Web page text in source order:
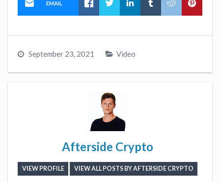
EMAIL
September 23, 2021 Video
Afterside Crypto
VIEW PROFILE VIEW ALL POSTS BY AFTERSIDE CRYPTO